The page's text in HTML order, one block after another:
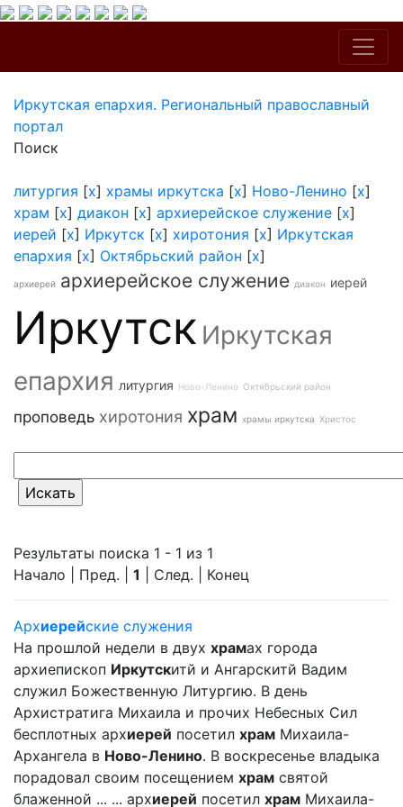
Иркутская епархия. Региональный православный
портал
Поиск
литургия [x] храмы иркутска [x] Ново-Ленино [x]
храм [x] диакон [x] архиерейское служение [x]
иерей [x] Иркутск [x] хиротония [x] Иркутская
епархия [x] Октябрьский район [x]
архиерей архиерейское служение диакон иерей
Иркутск Иркутская
епархия литургия Ново-Ленино Октябрьский район
проповедь хиротония храм храмы иркутска Христос
Результаты поиска 1 - 1 из 1
Начало | Пред. | 1 | След. | Конец
Архиерейские служения
На прошлой недели в двух храмах города
архиепископ Иркутскитй и Ангарскитй Вадим
служил Божественную Литургию. В день
Архистратига Михаила и прочих Небесных Сил
бесплотных архиерей посетил храм Михаила-
Архангела в Ново-Ленино. В воскресенье владыка
порадовал своим посещением храм святой
блаженной ... ... архиерей посетил храм Михаила-